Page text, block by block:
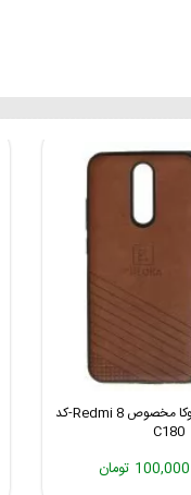
بک کاور چرمی پولوکا مخصوص Redmi 8-کد
C180
100,000 تومان